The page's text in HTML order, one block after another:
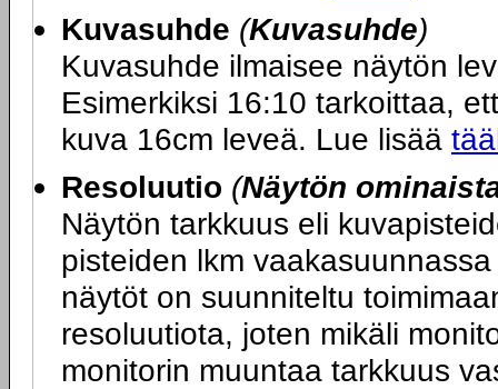
Kuvasuhde (Kuvasuhde)
Kuvasuhde ilmaisee näytön
Esimerkiksi 16:10 tarkoittaa,
kuva 16cm leveä. Lue lisää
Resoluutio (Näytön
Näytön tarkkuus eli
pisteiden lkm
näytöt on suunniteltu
resoluutiota, joten mikäli
monitorin muuntaa tarkkuus